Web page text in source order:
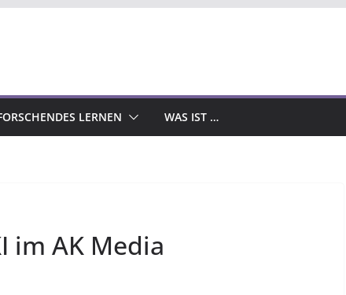
LERNEN WAS IST …
im AK Media